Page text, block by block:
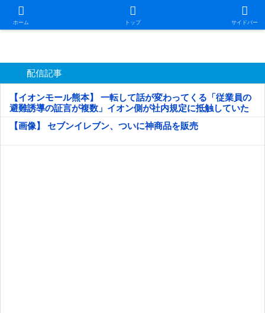
ホーム トップ サイドバー
日本第一！ニュース録
配信記事
【イオンモール熊本】 一転して話が変わってくる「従業員の
避難誘導の証言が複数」イオン側が社内規定に抵触していた
疑い
【画像】 セブンイレブン、ついに神商品を販売